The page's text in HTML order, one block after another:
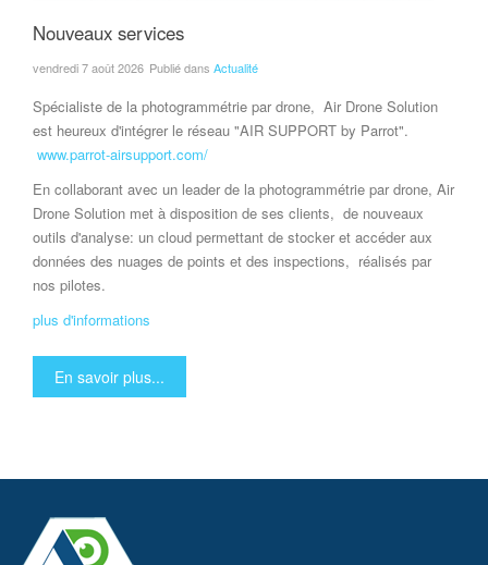
Nouveaux services
vendredi 7 août 2026 Publié dans Actualité
Spécialiste de la photogrammétrie par drone, Air Drone Solution
est heureux d'intégrer le réseau "AIR SUPPORT by Parrot".
www.parrot-airsupport.com/
En collaborant avec un leader de la photogrammétrie par drone, Air
Drone Solution met à disposition de ses clients, de nouveaux
outils d'analyse: un cloud permettant de stocker et accéder aux
données des nuages de points et des inspections, réalisés par
nos pilotes.
plus d'informations
En savoir plus...